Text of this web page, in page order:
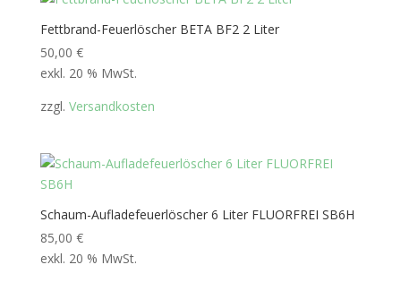
Fettbrand-Feuerlöscher BETA BF2 2 Liter
50,00 €
exkl. 20 % MwSt.
zzgl. Versandkosten
Schaum-Aufladefeuerlöscher 6 Liter FLUORFREI SB6H
85,00 €
exkl. 20 % MwSt.